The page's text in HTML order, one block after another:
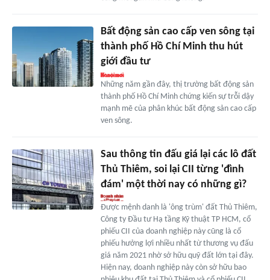
Bất động sản cao cấp ven sông tại
thành phố Hồ Chí Minh thu hút
giới đầu tư
Những năm gần đây, thị trường bất động sản
thành phố Hồ Chí Minh chứng kiến sự trỗi dậy
mạnh mẽ của phân khúc bất động sản cao cấp
ven sông.
Sau thông tin đấu giá lại các lô đất
Thủ Thiêm, soi lại CII từng 'đình
đám' một thời nay có những gì?
Được mệnh danh là 'ông trùm' đất Thủ Thiêm,
Công ty Đầu tư Hạ tầng Kỹ thuật TP HCM, cổ
phiếu CII của doanh nghiệp này cũng là cổ
phiếu hưởng lợi nhiều nhất từ thương vụ đấu
giá năm 2021 nhờ sở hữu quỹ đất lớn tại đây.
Hiện nay, doanh nghiệp này còn sở hữu bao